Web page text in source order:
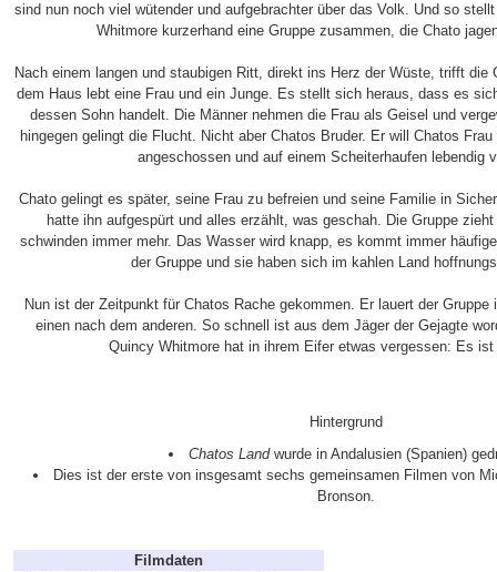
sind nun noch viel wütender und aufgebrachter über das Volk. Und so
Whitmore kurzerhand eine Gruppe zusammen, die Chato
Nach einem langen und staubigen Ritt, direkt ins Herz der Wüste, trifft die
dem Haus lebt eine Frau und ein Junge. Es stellt sich heraus, dass es
dessen Sohn handelt. Die Männer nehmen die Frau als Geisel und
hingegen gelingt die Flucht. Nicht aber Chatos Bruder. Er will Chatos
angeschossen und auf einem Scheiterhaufen lebendig
Chato gelingt es später, seine Frau zu befreien und seine Familie in
hatte ihn aufgespürt und alles erzählt, was geschah. Die Gruppe
schwinden immer mehr. Das Wasser wird knapp, es kommt immer
der Gruppe und sie haben sich im kahlen Land
Nun ist der Zeitpunkt für Chatos Rache gekommen. Er lauert der Gruppe
einen nach dem anderen. So schnell ist aus dem Jäger der Gejagte
Quincy Whitmore hat in ihrem Eifer etwas vergessen: Es
Hintergrund
Chatos Landwurde in Andalusien (Spanien)
Dies ist der erste von insgesamt sechs gemeinsamen Filmen von
Bronson.
Filmdaten